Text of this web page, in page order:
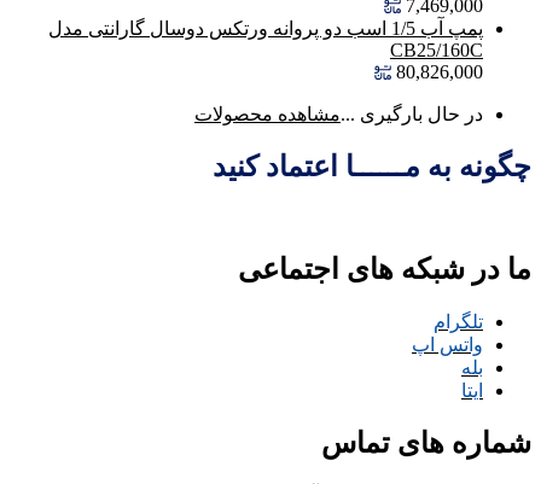
7,469,000
پمپ آب 1/5 اسب دو پروانه ورتکس دوسال گارانتی مدل
CB25/160C
80,826,000
در حال بارگیری ...مشاهده محصولات
چگونه به مــــــا اعتماد کنید
ما در شبکه های اجتماعی
تلگرام
واتس اپ
بله
ایتا
شماره های تماس